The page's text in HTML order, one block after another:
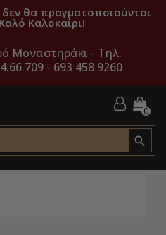
θα πραγματοποιούνται
Καλοκαίρι!
Μοναστηράκι - Τηλ.
- 693 458 9260
0
